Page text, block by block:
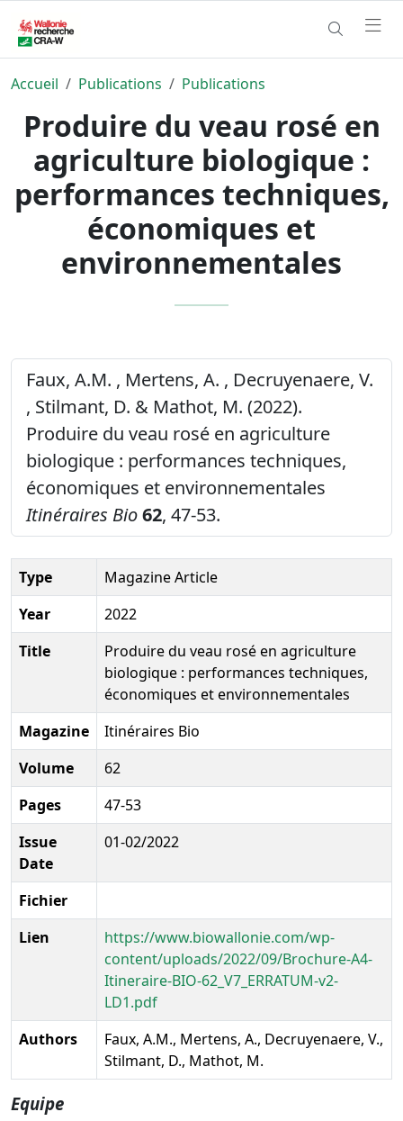
Accueil Publications Publications
Produire du veau rosé en
agriculture biologique :
performances techniques,
économiques et
environnementales
Faux, A.M. , Mertens, A. , Decruyenaere, V.
, Stilmant, D. & Mathot, M. (2022).
Produire du veau rosé en agriculture
biologique : performances techniques,
économiques et environnementales
Itinéraires Bio62, 47-53.
Type
Magazine Article
Year
2022
Title
Produire du veau rosé en agriculture
biologique : performances techniques,
économiques et environnementales
Magazine
Itinéraires Bio
Volume
62
Pages
47-53
Issue
Date
01-02/2022
Fichier
Lien
https://www.biowallonie.com/wp-
content/uploads/2022/09/Brochure-A4-
Itineraire-BIO-62_V7_ERRATUM-v2-
LD1.pdf
Authors
Faux, A.M., Mertens, A., Decruyenaere, V.,
Stilmant, D., Mathot, M.
Equipe